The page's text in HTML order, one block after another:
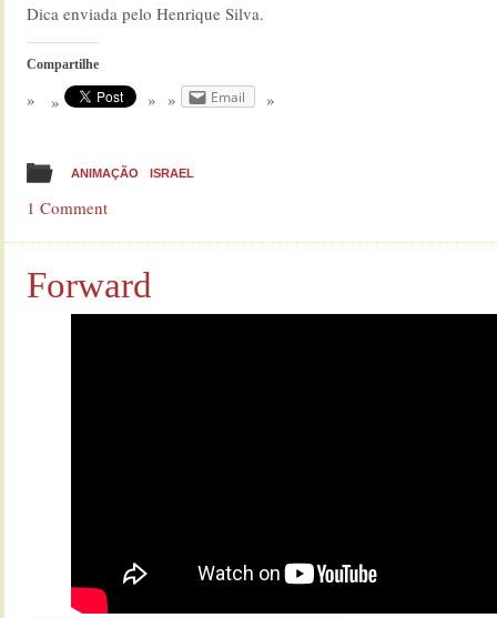
Dica enviada pelo Henrique Silva.
Compartilhe
Email
ANIMAÇÃO ISRAEL
1 Comment
Forward